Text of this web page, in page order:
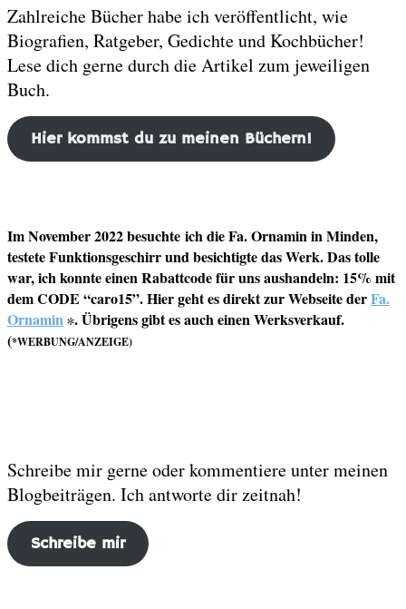
Zahlreiche Bücher habe ich veröffentlicht, wie
Biografien, Ratgeber, Gedichte und Kochbücher!
Lese dich gerne durch die Artikel zum jeweiligen
Buch.
Hier kommst du zu meinen Büchern!
Im November 2022 besuchte ich die Fa. Ornamin in Minden,
testete Funktionsgeschirr und besichtigte das Werk. Das tolle
war, ich konnte einen Rabattcode für uns aushandeln: 15% mit
dem CODE “caro15”. Hier geht es direkt zur Webseite derFa.
Ornamin∗. Übrigens gibt es auch einen Werksverkauf.
(*WERBUNG/ANZEIGE)
Schreibe mir gerne oder kommentiere unter meinen
Blogbeiträgen. Ich antworte dir zeitnah!
Schreibe mir